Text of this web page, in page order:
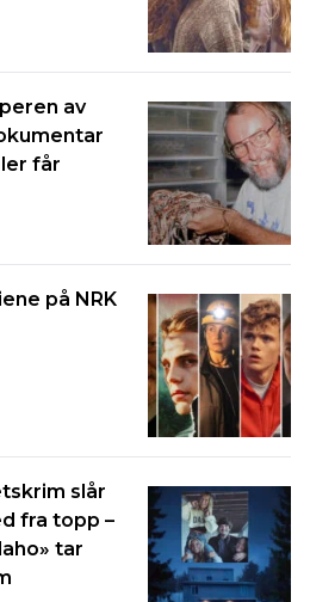
av
får
på NRK
slår
fra topp –
tar